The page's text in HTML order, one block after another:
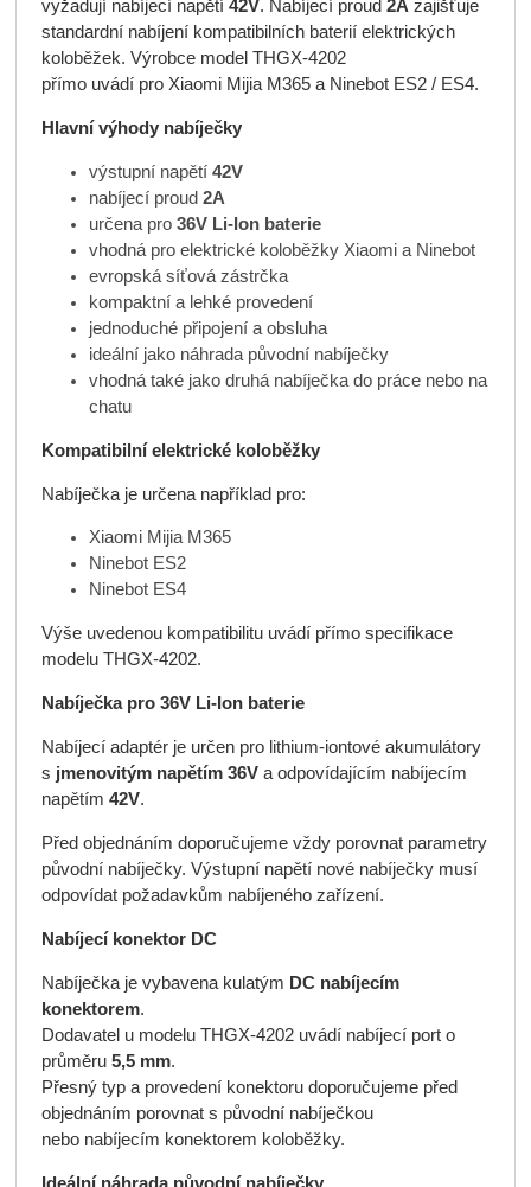
vyžadují nabíjecí napětí 42V. Nabíjecí proud 2A zajišťuje
standardní nabíjení kompatibilních baterií elektrických
koloběžek. Výrobce model THGX-4202
přímo uvádí pro Xiaomi Mijia M365 a Ninebot ES2 / ES4.
Hlavní výhody nabíječky
výstupní napětí 42V
nabíjecí proud 2A
určena pro 36V Li-Ion baterie
vhodná pro elektrické koloběžky Xiaomi a Ninebot
evropská síťová zástrčka
kompaktní a lehké provedení
jednoduché připojení a obsluha
ideální jako náhrada původní nabíječky
vhodná také jako druhá nabíječka do práce nebo na
chatu
Kompatibilní elektrické koloběžky
Nabíječka je určena například pro:
Xiaomi Mijia M365
Ninebot ES2
Ninebot ES4
Výše uvedenou kompatibilitu uvádí přímo specifikace
modelu THGX-4202.
Nabíječka pro 36V Li-Ion baterie
Nabíjecí adaptér je určen pro lithium-iontové akumulátory
s jmenovitým napětím 36Va odpovídajícím nabíjecím
napětím 42V.
Před objednáním doporučujeme vždy porovnat parametry
původní nabíječky. Výstupní napětí nové nabíječky musí
odpovídat požadavkům nabíjeného zařízení.
Nabíjecí konektor DC
Nabíječka je vybavena kulatým DC nabíjecím
konektorem.
Dodavatel u modelu THGX-4202 uvádí nabíjecí port o
průměru 5,5 mm.
Přesný typ a provedení konektoru doporučujeme před
objednáním porovnat s původní nabíječkou
nebo nabíjecím konektorem koloběžky.
Ideální náhrada původní nabíječky